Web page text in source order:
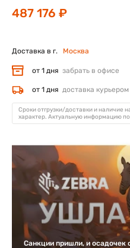
487 176 ₽
Доставка в г. Москва
от 1 дня забрать в офисе
от 1 дня доставка курьером
Сроки отгрузки/доставки и наличие
характер. Актуальную
Санкции пришли, и осадочек